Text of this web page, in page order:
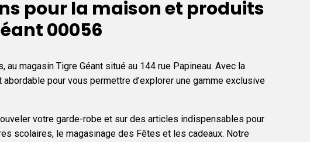
pour la maison et produits
00056
magasin Tigre Géant situé au 144 rue Papineau. Avec la
pour vous permettre d’explorer une gamme exclusive
votre garde-robe et sur des articles indispensables pour
scolaires, le magasinage des Fêtes et les cadeaux. Notre